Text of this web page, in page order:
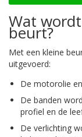
Wat
beurt?
Met een kleine
uitgevoerd:
De motorolie
De banden
profiel en de
De verlichting